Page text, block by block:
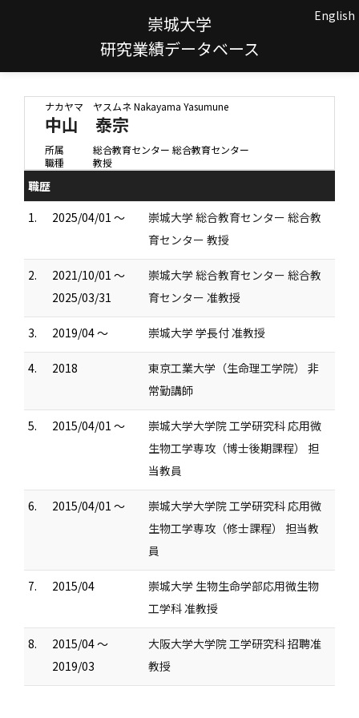
崇城大学
研究業績データベース
English
ナカヤマ ヤスムネNakayama Yasumune
中山 泰宗
所属
総合教育センター 総合教育センター
職種
教授
職歴
1.
2025/04/01 ～
崇城大学 総合教育センター 総合教
育センター 教授
2.
2021/10/01 ～
2025/03/31
崇城大学 総合教育センター 総合教
育センター 准教授
3. 2019/04 ～ 崇城大学 学長付 准教授
4. 2018
東京工業大学（生命理工学院） 非
常勤講師
5. 2015/04/01 ～
崇城大学大学院 工学研究科 応用微
生物工学専攻（博士後期課程） 担
当教員
6. 2015/04/01 ～
崇城大学大学院 工学研究科 応用微
生物工学専攻（修士課程） 担当教
員
7. 2015/04
崇城大学 生物生命学部応用微生物
工学科 准教授
8.
2015/04 ～
2019/03
大阪大学大学院 工学研究科 招聘准
教授